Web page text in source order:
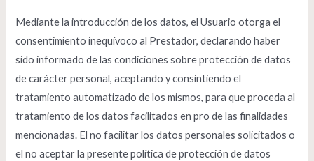
Mediante la introducción de los datos, el Usuario otorga el
consentimiento inequívoco al Prestador, declarando haber
sido informado de las condiciones sobre protección de datos
de carácter personal, aceptando y consintiendo el
tratamiento automatizado de los mismos, para que proceda al
tratamiento de los datos facilitados en pro de las finalidades
mencionadas. El no facilitar los datos personales solicitados o
el no aceptar la presente política de protección de datos